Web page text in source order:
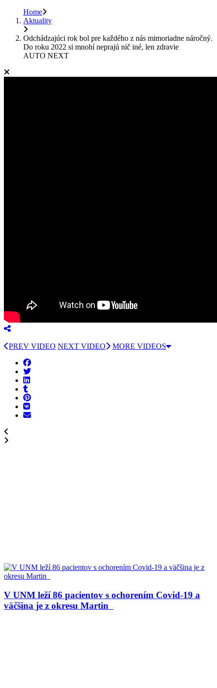
Home
Aktuality
Odchádzajúci rok bol pre každého z nás mimoriadne náročný.
Do roku 2022 si mnohí neprajú nič iné, len zdravie
AUTO NEXT
PREV VIDEO NEXT VIDEO MORE VIDEOS
V UNM leží 86 pacientov s ochorením Covid-19 a
väčšina je z okresu Martin